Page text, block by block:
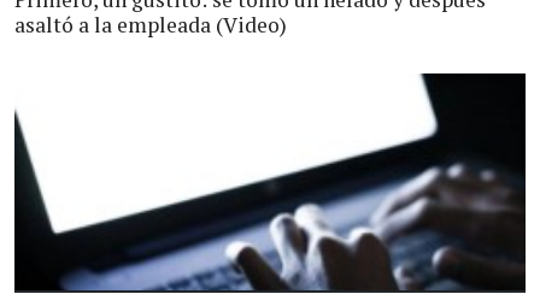
asaltó a la empleada (Video)